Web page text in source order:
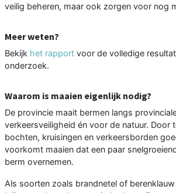
veilig beheren, maar ook zorgen voor nog
Meer weten?
Bekijk het rapport voor de volledige
onderzoek.
Waarom is maaien eigenlijk nodig?
De provincie maait bermen langs
verkeersveiligheid én voor de natuur. Door
bochten, kruisingen en verkeersborden
voorkomt maaien dat een paar
berm overnemen.
Als soorten zoals brandnetel of